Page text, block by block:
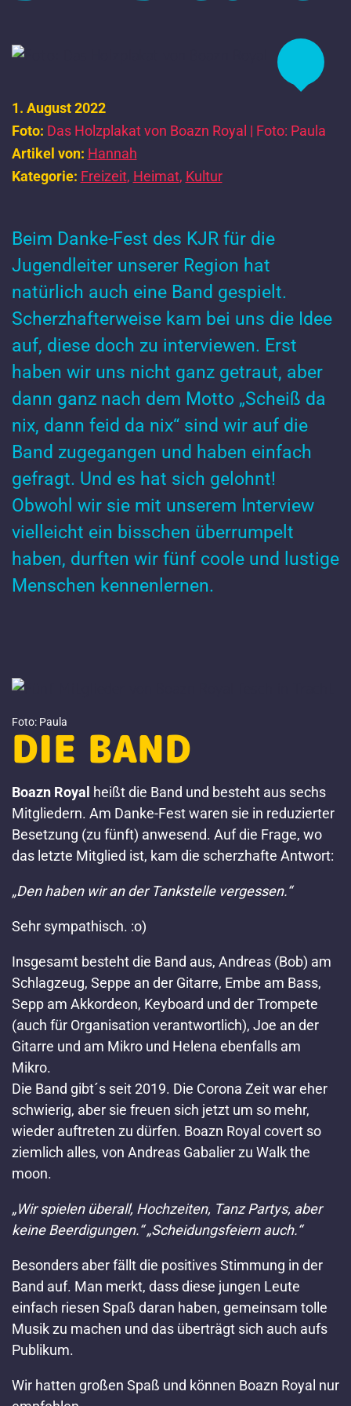
1. August 2022
Foto: Das Holzplakat von Boazn Royal | Foto: Paula
Artikel von: Hannah
Kategorie: Freizeit, Heimat, Kultur
Beim Danke-Fest des KJR für die
Jugendleiter unserer Region hat
natürlich auch eine Band gespielt.
Scherzhafterweise kam bei uns die Idee
auf, diese doch zu interviewen. Erst
haben wir uns nicht ganz getraut, aber
dann ganz nach dem Motto „Scheiß da
nix, dann feid da nix“ sind wir auf die
Band zugegangen und haben einfach
gefragt. Und es hat sich gelohnt!
Obwohl wir sie mit unserem Interview
vielleicht ein bisschen überrumpelt
haben, durften wir fünf coole und lustige
Menschen kennenlernen.
Foto: Paula
DIE BAND
Boazn Royal heißt die Band und besteht aus sechs
Mitgliedern. Am Danke-Fest waren sie in reduzierter
Besetzung (zu fünft) anwesend. Auf die Frage, wo
das letzte Mitglied ist, kam die scherzhafte Antwort:
„Den haben wir an der Tankstelle vergessen.“
Sehr sympathisch. :o)
Insgesamt besteht die Band aus, Andreas (Bob) am
Schlagzeug, Seppe an der Gitarre, Embe am Bass,
Sepp am Akkordeon, Keyboard und der Trompete
(auch für Organisation verantwortlich), Joe an der
Gitarre und am Mikro und Helena ebenfalls am
Mikro.
Die Band gibt´s seit 2019. Die Corona Zeit war eher
schwierig, aber sie freuen sich jetzt um so mehr,
wieder auftreten zu dürfen. Boazn Royal covert so
ziemlich alles, von Andreas Gabalier zu Walk the
moon.
„Wir spielen überall, Hochzeiten, Tanz Partys, aber
keine Beerdigungen.“ „Scheidungsfeiern auch.“
Besonders aber fällt die positives Stimmung in der
Band auf. Man merkt, dass diese jungen Leute
einfach riesen Spaß daran haben, gemeinsam tolle
Musik zu machen und das überträgt sich auch aufs
Publikum.
Wir hatten großen Spaß und können Boazn Royal nur